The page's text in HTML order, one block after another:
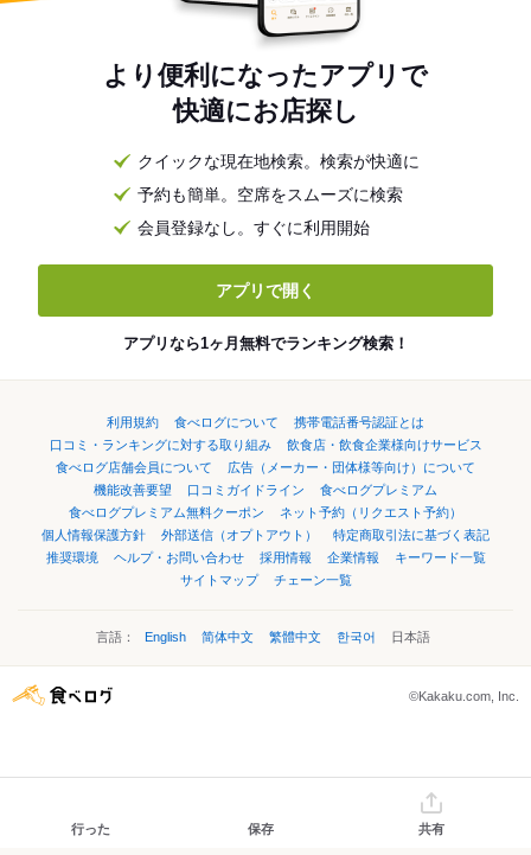
より便利になったアプリで
快適にお店探し
クイックな現在地検索。検索が快適に
予約も簡単。空席をスムーズに検索
会員登録なし。すぐに利用開始
アプリで開く
アプリなら1ヶ月無料でランキング検索！
利用規約 食べログについて
携帯電話番号認証とは
口コミ・ランキングに対する取り組み
飲食店・飲食企業様向けサービス
食べログ店舗会員について
広告（メーカー・団体様等向け）について
機能改善要望
口コミガイドライン
食べログプレミアム
食べログプレミアム無料クーポン
ネット予約（リクエスト予約）
個人情報保護方針
外部送信（オプトアウト）
特定商取引法に基づく表記
推奨環境
ヘルプ・お問い合わせ 採用情報 企業情報
キーワード一覧
サイトマップ
チェーン一覧
言語： English 简体中文 繁體中文 한국어 日本語
©Kakaku.com, Inc.
行った 保存 共有